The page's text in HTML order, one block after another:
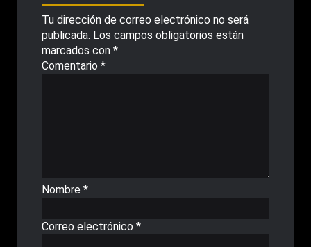
Tu dirección de correo electrónico no será
publicada. Los campos obligatorios están
marcados con *
Comentario *
Nombre *
Correo electrónico *